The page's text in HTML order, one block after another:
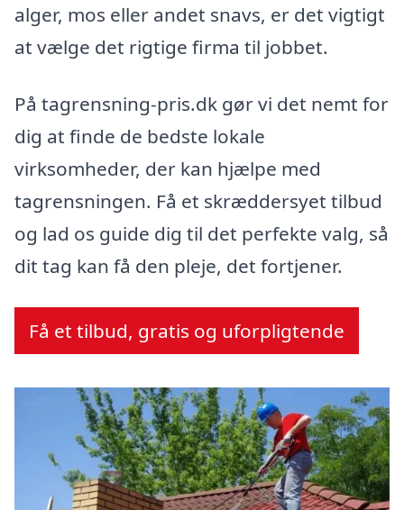
alger, mos eller andet snavs, er det vigtigt
at vælge det rigtige firma til jobbet.
På tagrensning-pris.dk gør vi det nemt for
dig at finde de bedste lokale
virksomheder, der kan hjælpe med
tagrensningen. Få et skræddersyet tilbud
og lad os guide dig til det perfekte valg, så
dit tag kan få den pleje, det fortjener.
Få et tilbud, gratis og uforpligtende